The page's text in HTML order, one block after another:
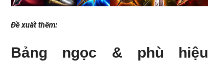
Đề xuất thêm:
Bảnɡ ngọc & phù hiệu